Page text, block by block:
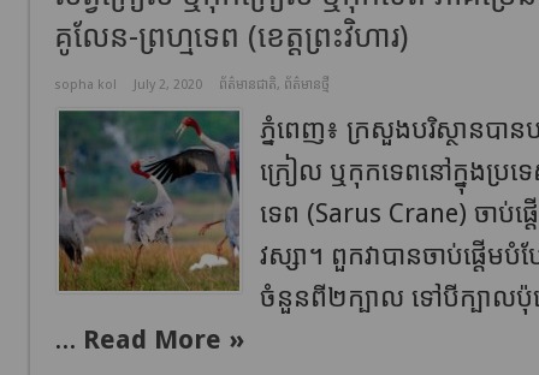
គូលែន-ព្រហ្មទេព (ខេត្តព្រះវិហារ)
sopha kol July 2, 2020 ព័ត៌មានជាតិ, ព័ត៌មានថ្មី
ភ្នំពេញ៖ ក្រសួងបរិស្ថានបា
ក្រៀល ឬកុកទេពនៅក្នុងប្រទ
ទេព (Sarus Crane) ចាប់ផ្
វស្សា។ ពួកវាបានចាប់ផ្តើមបំប
ចំនួនពី២ក្បាល ទៅបីក្បាលប៉ុ
... Read More »